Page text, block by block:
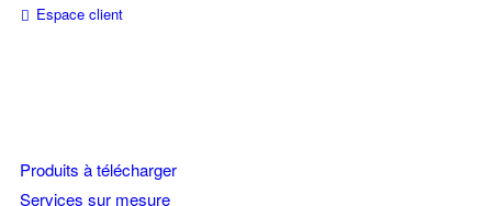
Espace client
Produits à télécharger
Services sur mesure